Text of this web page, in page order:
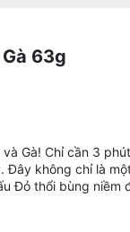
63g
Gà! Chỉ cần 3
không chỉ là
Đỏ thổi bùng niềm